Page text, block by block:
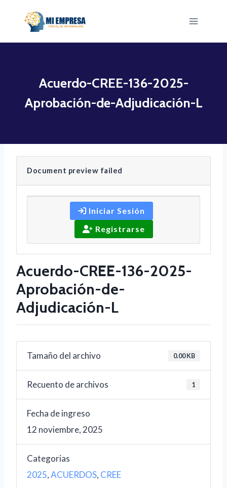
Acuerdo-CREE-136-2025-
Aprobación-de-Adjudicación-L
Document preview failed
Iniciar Sesión
Registrarse
Acuerdo-CREE-136-2025-
Aprobación-de-
Adjudicación-L
Tamaño del archivo 0.00 KB
Recuento de archivos 1
Fecha de ingreso
12 noviembre, 2025
Categorias
2025,ACUERDOS, CREE